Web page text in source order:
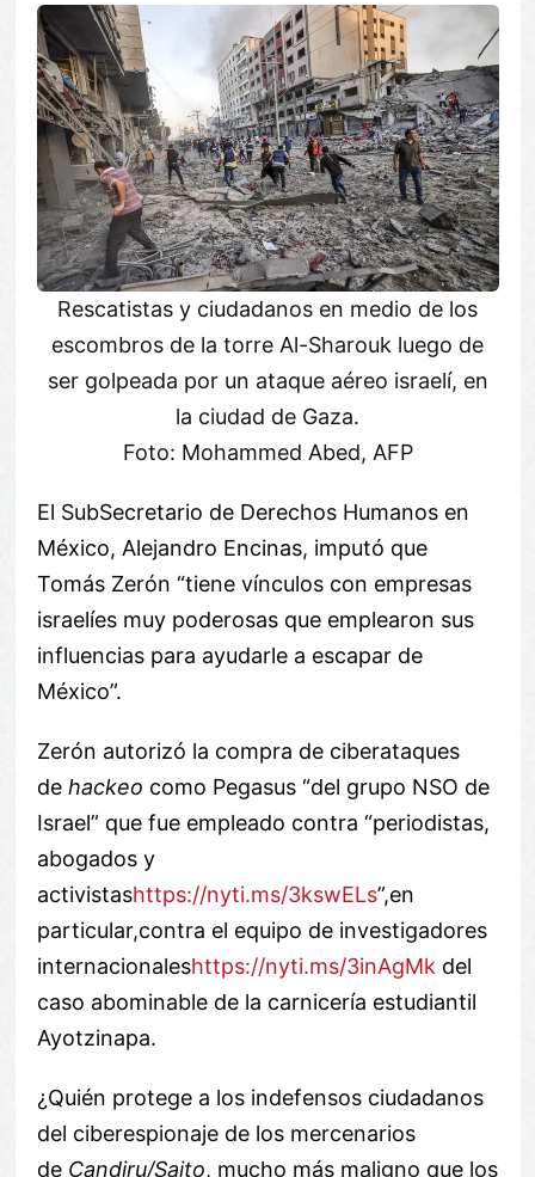
Rescatistas y ciudadanos en medio de los
escombros de la torre Al-Sharouk luego de
ser golpeada por un ataque aéreo israelí, en
la ciudad de Gaza.
Foto: Mohammed Abed, AFP
El SubSecretario de Derechos Humanos en
México, Alejandro Encinas, imputó que
Tomás Zerón “tiene vínculos con empresas
israelíes muy poderosas que emplearon sus
influencias para ayudarle a escapar de
México”.
Zerón autorizó la compra de ciberataques
de hackeo como Pegasus “del grupo NSO de
Israel” que fue empleado contra “periodistas,
abogados y
activistashttps://nyti.ms/3kswELs”,en
particular,contra el equipo de investigadores
internacionaleshttps://nyti.ms/3inAgMk del
caso abominable de la carnicería estudiantil
Ayotzinapa.
¿Quién protege a los indefensos ciudadanos
del ciberespionaje de los mercenarios
de Candiru/Saito, mucho más maligno que los